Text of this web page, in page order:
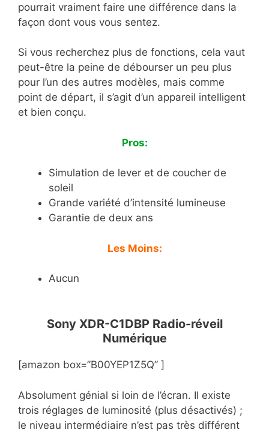
pourrait vraiment faire une différence dans la
façon dont vous vous sentez.
Si vous recherchez plus de fonctions, cela vaut
peut-être la peine de débourser un peu plus
pour l’un des autres modèles, mais comme
point de départ, il s’agit d’un appareil intelligent
et bien conçu.
Pros:
Simulation de lever et de coucher de
soleil
Grande variété d’intensité lumineuse
Garantie de deux ans
Les Moins:
Aucun
Sony XDR-C1DBP Radio-réveil
Numérique
[amazon box=”B00YEP1Z5Q” ]
Absolument génial si loin de l’écran. Il existe
trois réglages de luminosité (plus désactivés) ;
le niveau intermédiaire n’est pas très différent